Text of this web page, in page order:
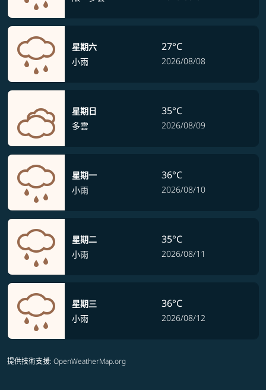
星期六
小雨
27°C
2026/08/08
星期日
多雲
35°C
2026/08/09
星期一
小雨
36°C
2026/08/10
星期二
小雨
35°C
2026/08/11
星期三
小雨
36°C
2026/08/12
提供技術支援: OpenWeatherMap.org